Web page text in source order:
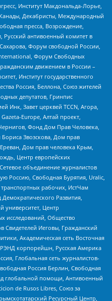
Институт Макдональда-Лорье,
Декабристы, Международный
пресса, Возрождение,
Русский антивоенный комитет в
Форум свободной России,
Форум Свободных
движением в России –
Институт государственного
Россия, Беллона, Союз жителей
депутатов, Гринпис
Инк, Завет церквей TCCN, Агора,
Europe, Алтай проект,
Фонд Дом Прав Человека,
Звозскова, Дом прав
Дом прав человека Крым,
Центр европейских
объединение журналистов
Россию, Свободная Бурятия, Uralic,
рабочих, ИстЧам
Развития,
университет, Центр
исследований, Общество
Свидетелей Иеговы, Гражданский
Академическая сеть Восточная
РЭНД корпорейшн, Русская Америка
Глобальная сеть журналистов-
Россия Берлин, Свободная
глобальной помощи, Антивоенный
de Rusos Libres, Союз за
Ресурсный Центр,